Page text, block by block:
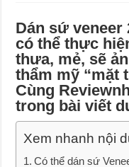
Dán sứ veneer
có thể thực
thưa, mẻ, sẽ
thẩm mỹ “mặt
Cùng
trong bài viết
Xem nhanh nội
Có thể dán sứ